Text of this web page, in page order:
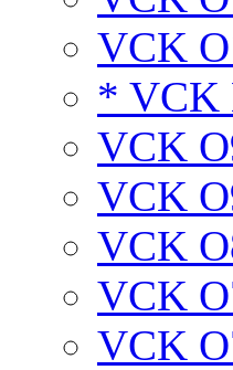
VCK
* VCK
VCK
VCK
VCK
VCK
VCK